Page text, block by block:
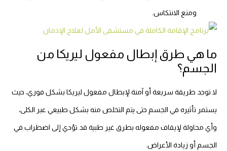
ومنع الانتكاس.
ما هي طرق إبطال مفعول ليريكا من
الجسم؟
لا توجد طريقة سريعة أو آمنة لإبطال مفعول ليريكا بشكل فوري، حيث
يستمر تأثيره في الجسم حتى يتم التخلص منه بشكل طبيعي عبر الكلى،
وأي محاولة لإيقاف مفعوله بطرق غير طبية قد تؤدي إلى اضطراب في
الجسم أو زيادة الأعراض.